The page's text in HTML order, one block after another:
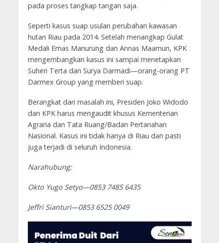
pada proses tangkap tangan saja.
Seperti kasus suap usulan perubahan kawasan
hutan Riau pada 2014. Setelah menangkap Gulat
Medali Emas Manurung dan Annas Maamun, KPK
mengembangkan kasus ini sampai menetapkan
Suheri Terta dan Surya Darmadi—orang-orang PT
Darmex Group yang memberi suap.
Berangkat dari masalah ini, Presiden Joko Widodo
dan KPK harus mengaudit khusus Kementerian
Agraria dan Tata Ruang/Badan Pertanahan
Nasional. Kasus ini tidak hanya di Riau dan pasti
juga terjadi di seluruh Indonesia.
Narahubung:
Okto Yugo Setyo—0853 7485 6435
Jeffri Sianturi—0853 6525 0049